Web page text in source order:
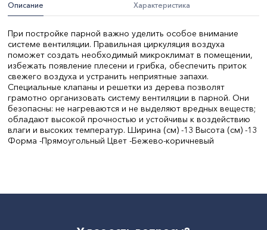
Описание Характеристика
При постройке парной важно уделить особое внимание
системе вентиляции. Правильная циркуляция воздуха
поможет создать необходимый микроклимат в помещении,
избежать появление плесени и грибка, обеспечить приток
свежего воздуха и устранить неприятные запахи.
Специальные клапаны и решетки из дерева позволят
грамотно организовать систему вентиляции в парной. Они
безопасны: не нагреваются и не выделяют вредных веществ;
обладают высокой прочностью и устойчивы к воздействию
влаги и высоких температур. Ширина (см) -13 Высота (см) -13
Форма -Прямоугольный Цвет -Бежево-коричневый